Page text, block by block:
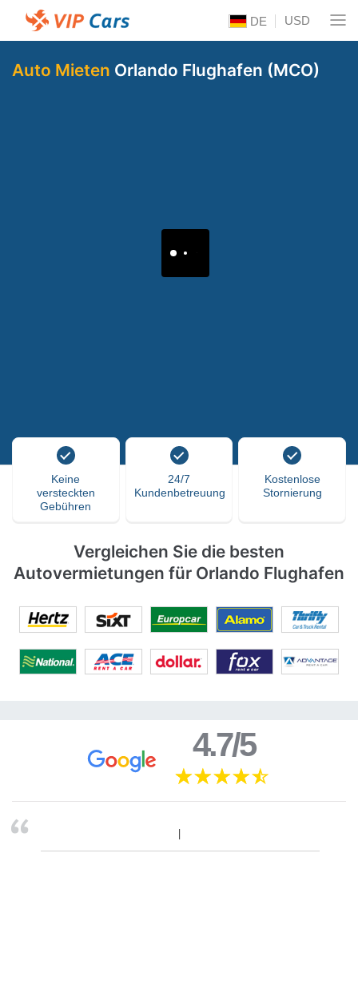
DE USD
Auto Mieten Orlando Flughafen (MCO)
Keine
versteckten
Gebühren
24/7
Kundenbetreuung
Kostenlose
Stornierung
Vergleichen Sie die besten
Autovermietungen für Orlando Flughafen
4.7/5